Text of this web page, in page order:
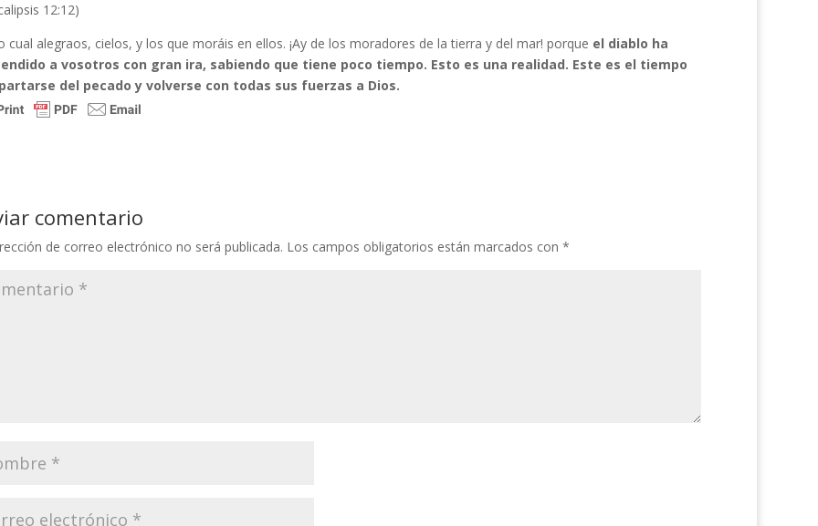
12:12)
cual alegraos, cielos, y los que moráis en ellos. ¡Ay de los moradores de la tierra y del mar! porque el diablo ha
a vosotros con gran ira, sabiendo que tiene poco tiempo. Esto es una realidad. Este es el tiempo
del pecado y volverse con todas sus fuerzas a Dios.
comentario
de correo electrónico no será publicada. Los campos obligatorios están marcados con *